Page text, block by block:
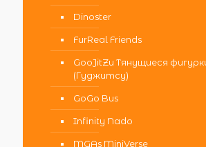
Dinoster
FurReal Friends
GooJitZu Тянущиеся
(Гуджитсу)
GoGo Bus
Infinity Nado
MGAs MiniVerse